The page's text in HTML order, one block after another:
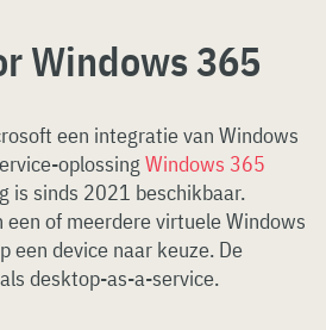
Windows 365
een integratie van Windows
oplossing Windows 365
is sinds 2021 beschikbaar.
een of meerdere virtuele Windows
een device naar keuze. De
desktop-as-a-service.